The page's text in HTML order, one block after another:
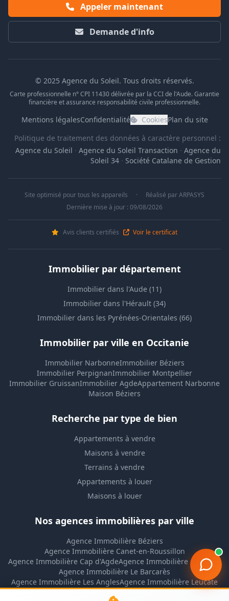
Appeler maintenant
Demande d'info
© 2025 Agence du Soleil. Tous droits réservés.
Carte professionnelle n° CPI 11430 délivrée par la CCI de l'Aude. Garantie
financière et assurance responsabilité civile professionnelle.
Mentions légalesConfidentialité CookiesPlan du site
Politique de traitement des données à caractère personnel :
Agence du Soleil · Agence du Soleil Transaction · Agence du
Soleil 34 · Société Catalane de Gestion
Site optimisé pour tous les appareils · Réalisé parARPASYS
Dernière mise à jour : 09/08/2026
Avis clients certifiés Voir le certificat
Immobilier par département
Immobilier dans l'Aude (11)
Immobilier dans l'Hérault (34)
Immobilier dans les Pyrénées-Orientales (66)
Immobilier par ville en Occitanie
Immobilier NarbonneImmobilier Béziers
Immobilier PerpignanImmobilier Montpellier
Immobilier GruissanImmobilier AgdeAppartement Narbonne
Maison Béziers
Recherche par type de bien
Appartements à vendre
Maisons à vendre
Terrains à vendre
Appartements à louer
Maisons à louer
Nos agences immobilières par ville
Agence Immobilière Béziers
Agence Immobilière Canet-en-Roussillon
Agence Immobilière Cap d'AgdeAgence Immobilière Gruissan
Agence Immobilière Le Barcarès
Agence Immobilière Les AnglesAgence Immobilière Leucate
Agence Immobilière Lézignan-Corbières